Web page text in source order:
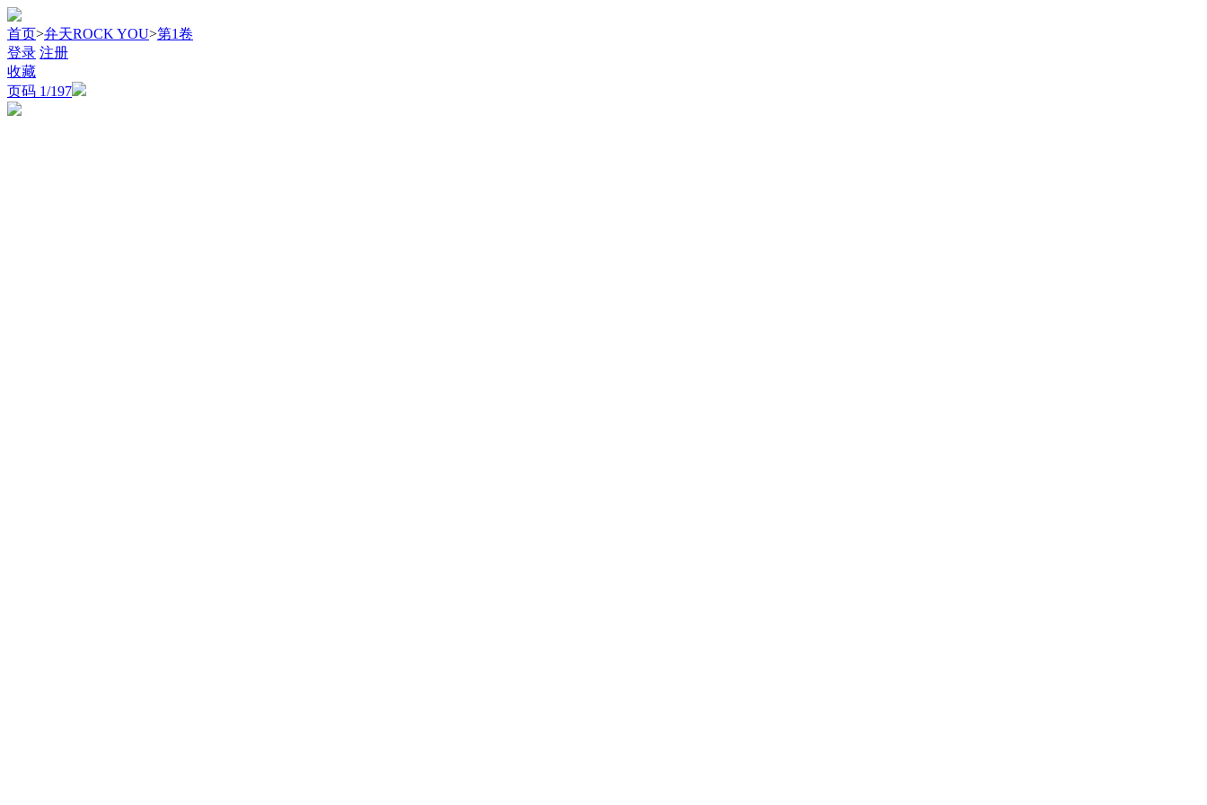
首页>弁天ROCK YOU>第1卷
登录 注册
收藏
页码 1/197